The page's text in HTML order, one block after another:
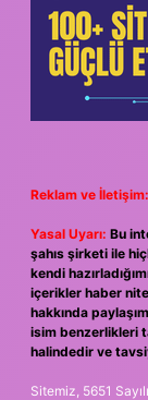
Reklam ve İletişim:
Yasal Uyarı: Bu
şahıs şirketi ile
kendi
içerikler haber
hakkında
isim benzerlikleri
halindedir ve
Sitemiz, 5651